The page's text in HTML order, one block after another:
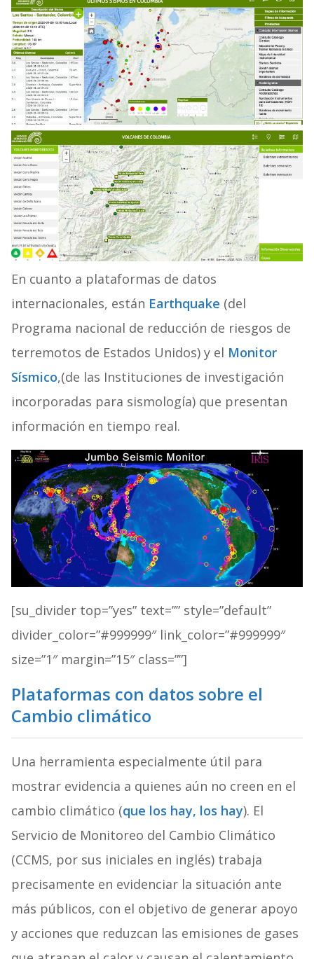
En cuanto a plataformas de datos
internacionales, están Earthquake (del
Programa nacional de reducción de riesgos de
terremotos de Estados Unidos) y el Monitor
Sísmico,(de las Instituciones de investigación
incorporadas para sismología) que presentan
información en tiempo real.
[su_divider top=”yes” text=”” style=”default”
divider_color=”#999999″ link_color=”#999999″
size=”1″ margin=”15″ class=””]
Plataformas con datos sobre el
Cambio climático
Una herramienta especialmente útil para
mostrar evidencia a quienes aún no creen en el
cambio climático (que los hay, los hay). El
Servicio de Monitoreo del Cambio Climático
(CCMS, por sus iniciales en inglés) trabaja
precisamente en evidenciar la situación ante
más públicos, con el objetivo de generar apoyo
y acciones que reduzcan las emisiones de gases